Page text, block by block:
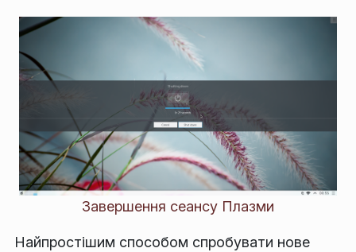
Завершення сеансу Плазми
Найпростішим способом спробувати нове